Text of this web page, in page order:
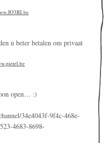
u beter betalen om privaat
open… :)
34e4043f-9f4c-468e-
4683-8698-